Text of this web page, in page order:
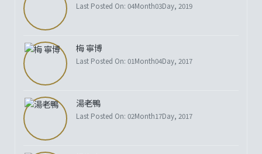
Last Posted On: 04Month03Day, 2019
梅 寧博
Last Posted On: 01Month04Day, 2017
湯老鴨
Last Posted On: 02Month17Day, 2017